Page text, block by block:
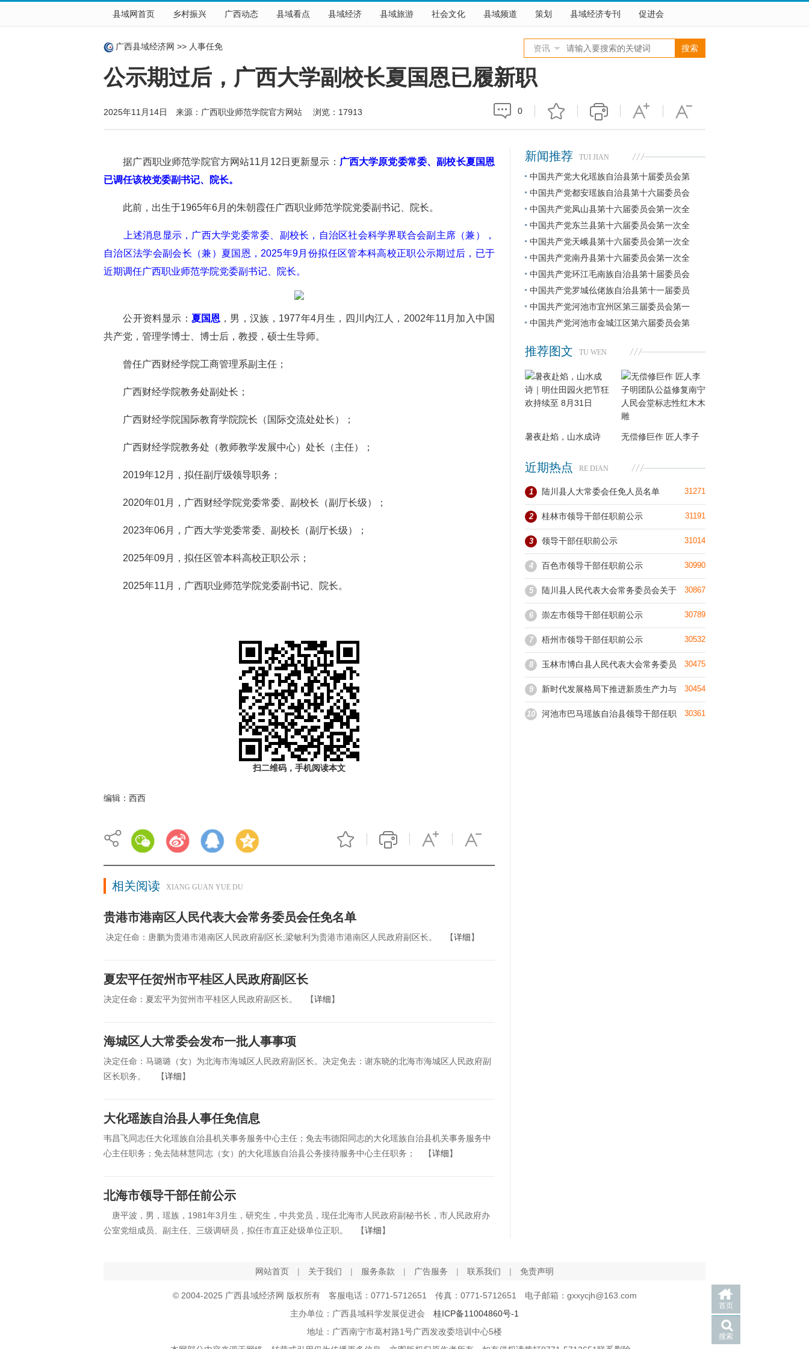
县域网首页 乡村振兴 广西动态 县域看点 县域经济 县域旅游 社会文化 县域频道 策划 县域经济专刊 促进会
广西县域经济网 >> 人事任免
公示期过后，广西大学副校长夏国恩已履新职
资讯
2025年11月14日 来源：广西职业师范学院官方网站 浏览： 17913 0
据广西职业师范学院官方网站11月12日更新显示： 广西大学原党委常委、副校长夏国恩
已调任该校党委副书记、院长。
此前，出生于1965年6月的朱朝霞任广西职业师范学院党委副书记、院长。
上述消息显示，广西大学党委常委、副校长，自治区社会科学界联合会副主席（兼），
自治区法学会副会长（兼）夏国恩，2025年9月份拟任区管本科高校正职公示期过后，已于
近期调任广西职业师范学院党委副书记、院长。
公开资料显示： 夏国恩 ，男，汉族，1977年4月生，四川内江人，2002年11月加入中国
共产党，管理学博士、博士后，教授，硕士生导师。
曾任广西财经学院工商管理系副主任；
广西财经学院教务处副处长；
广西财经学院国际教育学院院长（国际交流处处长）；
广西财经学院教务处（教师教学发展中心）处长（主任）；
2019年12月，拟任副厅级领导职务；
2020年01月，广西财经学院党委常委、副校长（副厅长级）；
2023年06月，广西大学党委常委、副校长（副厅长级）；
2025年09月，拟任区管本科高校正职公示；
2025年11月，广西职业师范学院党委副书记、院长。
扫二维码，手机阅读本文
编辑：西西
相关阅读 XIANG GUAN YUE DU
贵港市港南区人民代表大会常务委员会任免名单
决定任命：唐鹏为贵港市港南区人民政府副区长;梁敏利为贵港市港南区人民政府副区长。 【详细】
夏宏平任贺州市平桂区人民政府副区长
决定任命：夏宏平为贺州市平桂区人民政府副区长。 【详细】
海城区人大常委会发布一批人事事项
决定任命：马璐璐（女）为北海市海城区人民政府副区长。决定免去：谢东晓的北海市海城区人民政府副
区长职务。 【详细】
大化瑶族自治县人事任免信息
韦昌飞同志任大化瑶族自治县机关事务服务中心主任；免去韦德阳同志的大化瑶族自治县机关事务服务中
心主任职务；免去陆林慧同志（女）的大化瑶族自治县公务接待服务中心主任职务； 【详细】
北海市领导干部任前公示
唐平波，男，瑶族，1981年3月生，研究生，中共党员，现任北海市人民政府副秘书长，市人民政府办
公室党组成员、副主任、三级调研员，拟任市直正处级单位正职。 【详细】
新闻推荐 TUI JIAN
中国共产党大化瑶族自治县第十届委员会第
中国共产党都安瑶族自治县第十六届委员会
中国共产党凤山县第十六届委员会第一次全
中国共产党东兰县第十六届委员会第一次全
中国共产党天峨县第十六届委员会第一次全
中国共产党南丹县第十六届委员会第一次全
中国共产党环江毛南族自治县第十届委员会
中国共产党罗城仫佬族自治县第十一届委员
中国共产党河池市宜州区第三届委员会第一
中国共产党河池市金城江区第六届委员会第
推荐图文 TU WEN
暑夜赴焰，山水成诗 无偿修巨作 匠人李子
近期热点 RE DIAN
1 陆川县人大常委会任免人员名单 31271
2 桂林市领导干部任职前公示 31191
3 领导干部任职前公示 31014
4 百色市领导干部任职前公示 30990
5 陆川县人民代表大会常务委员会关于 30867
6 崇左市领导干部任职前公示 30789
7 梧州市领导干部任职前公示 30532
8 玉林市博白县人民代表大会常务委员 30475
9 新时代发展格局下推进新质生产力与 30454
10 河池市巴马瑶族自治县领导干部任职 30361
网站首页 | 关于我们 | 服务条款 | 广告服务 | 联系我们 | 免责声明
© 2004-2025 广西县域经济网 版权所有 客服电话：0771-5712651 传真：0771-5712651 电子邮箱：gxxycjh@163.com
主办单位：广西县域科学发展促进会 桂ICP备11004860号-1
地址：广西南宁市葛村路1号广西发改委培训中心5楼
首页
搜索